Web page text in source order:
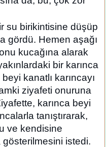
su birikintisine düşüp
gördü. Hemen aşağı
kucağına alarak
bir karınca
kanatlı karıncayı
ziyafeti onuruna
karınca beyi
tanıştırarak,
ve kendisine
gösterilmesini istedi.